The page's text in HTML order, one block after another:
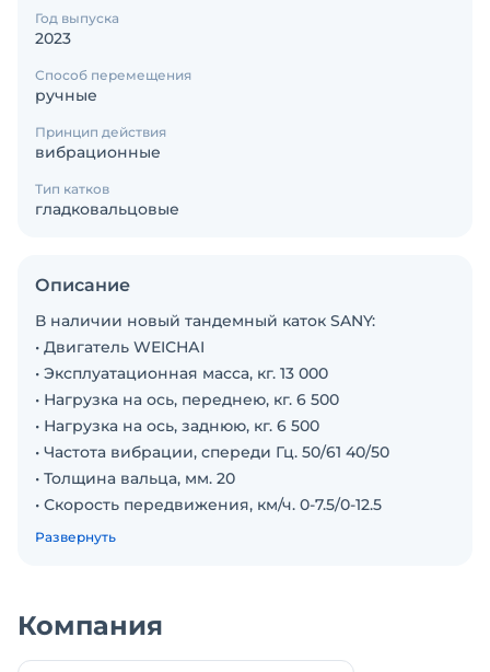
Год выпуска
2023
Способ перемещения
ручные
Принцип действия
вибрационные
Тип катков
гладковальцовые
Описание
В наличии новый тандемный каток SANY:
• Двигатель WЕIСНАI
• Эксплуатационная масса, кг. 13 000
• Нагрузка на ось, переднею, кг. 6 500
• Нагрузка на ось, заднюю, кг. 6 500
• Частота вибрации, спереди Гц. 50/61 40/50
• Толщина вальца, мм. 20
• Скорость передвижения, км/ч. 0-7.5/0-12.5
• Топливный бак, л. 230
• Ширина , мм. 2 305
• Кондиционер
Развернуть
Компания